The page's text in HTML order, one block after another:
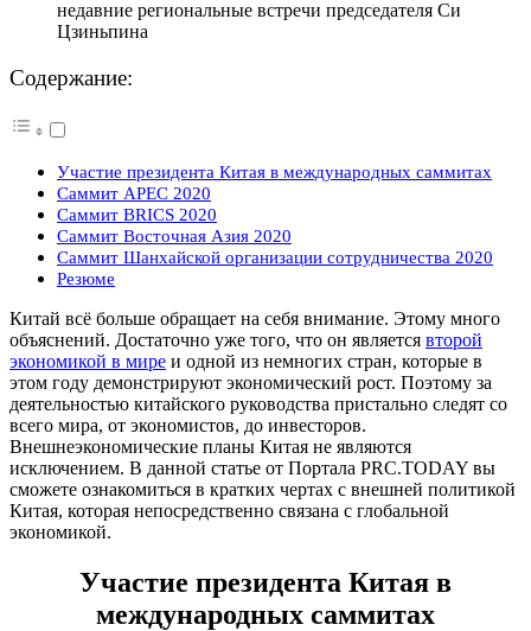
недавние региональные встречи председателя Си
Цзиньпина
Содержание:
Участие президента Китая в международных саммитах
Саммит APEC 2020
Саммит BRICS 2020
Саммит Восточная Азия 2020
Саммит Шанхайской организации сотрудничества 2020
Резюме
Китай всё больше обращает на себя внимание. Этому много
объяснений. Достаточно уже того, что он является второй
экономикой в мире и одной из немногих стран, которые в
этом году демонстрируют экономический рост. Поэтому за
деятельностью китайского руководства пристально следят со
всего мира, от экономистов, до инвесторов.
Внешнеэкономические планы Китая не являются
исключением. В данной статье от Портала PRC.TODAY вы
сможете ознакомиться в кратких чертах с внешней политикой
Китая, которая непосредственно связана с глобальной
экономикой.
Участие президента Китая в
международных саммитах